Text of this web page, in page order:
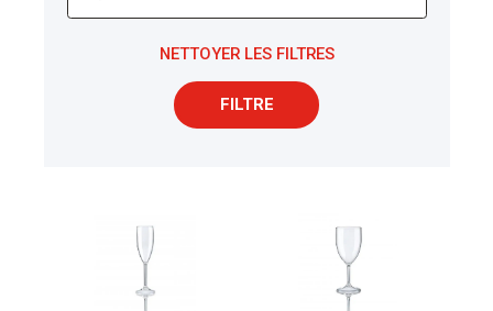
NETTOYER LES FILTRES
FILTRE